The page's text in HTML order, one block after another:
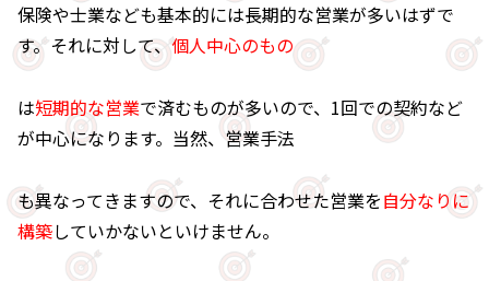
保険や士業なども基本的には長期的な営業が多いはずで
す。それに対して、個人中心のもの
は短期的な営業で済むものが多いので、1回での契約など
が中心になります。当然、営業手法
も異なってきますので、それに合わせた営業を自分なりに
構築していかないといけません。